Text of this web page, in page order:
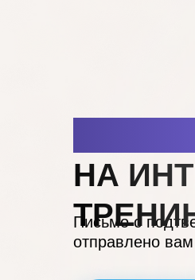
Письмо с
отправлено вам
НА